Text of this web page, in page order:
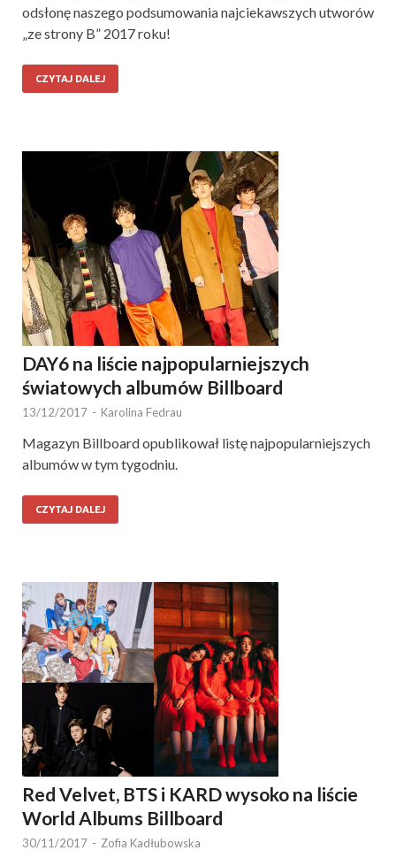
odsłonę naszego podsumowania najciekawszych utworów
„ze strony B” 2017 roku!
CZYTAJ DALEJ
DAY6 na liście najpopularniejszych
światowych albumów Billboard
13/12/2017 - Karolina Fedrau
Magazyn Billboard opublikował listę najpopularniejszych
albumów w tym tygodniu.
CZYTAJ DALEJ
Red Velvet, BTS i KARD wysoko na liście
World Albums Billboard
30/11/2017 - Zofia Kadłubowska